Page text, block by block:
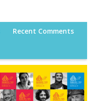
Recent Comments